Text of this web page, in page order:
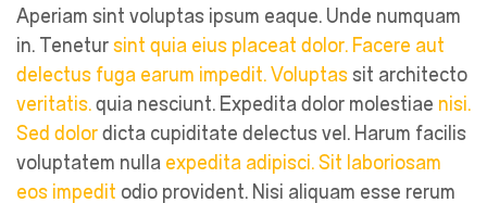
Aperiam sint voluptas ipsum eaque. Unde numquam
in. Tenetur sint quia eius placeat dolor. Facere aut
delectus fuga earum impedit. Voluptas sit architecto
veritatis. quia nesciunt. Expedita dolor molestiae nisi.
Sed dolor dicta cupiditate delectus vel. Harum facilis
voluptatem nulla expedita adipisci. Sit laboriosam
eos impedit odio provident. Nisi aliquam esse rerum